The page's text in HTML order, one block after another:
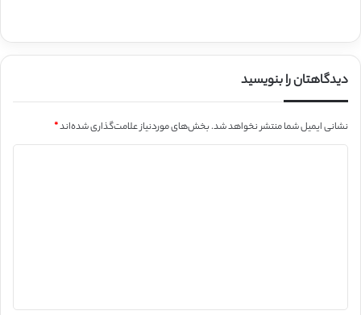
دیدگاهتان را بنویسید
نشانی ایمیل شما منتشر نخواهد شد.بخش‌های موردنیاز علامت‌گذاری شده‌اند*